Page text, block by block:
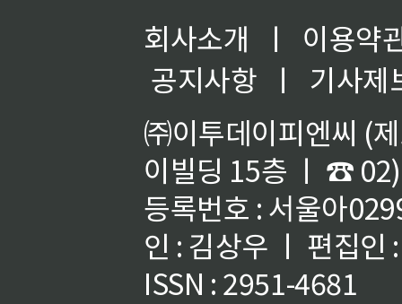
회사소개 ㅣ
이용약
공지사항
ㅣ
기사제
㈜이투데이피엔씨 (
이빌딩 15층 ㅣ ☎
등록번호 : 서울아
인 : 김상우 ㅣ 편집인
ISSN : 2951-4681